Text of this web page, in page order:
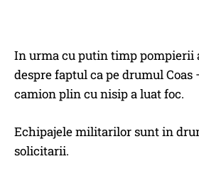
In urma cu putin timp pompierii
despre faptul ca pe drumul Coas
camion plin cu nisip a luat foc.
Echipajele militarilor sunt in
solicitarii.